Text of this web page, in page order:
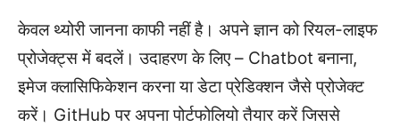
केवल थ्योरी जानना काफी नहीं है। अपने ज्ञान को रियल-लाइफ
प्रोजेक्ट्स में बदलें। उदाहरण के लिए – Chatbot बनाना,
इमेज क्लासिफिकेशन करना या डेटा प्रेडिक्शन जैसे प्रोजेक्ट
करें। GitHub पर अपना पोर्टफोलियो तैयार करें जिससे